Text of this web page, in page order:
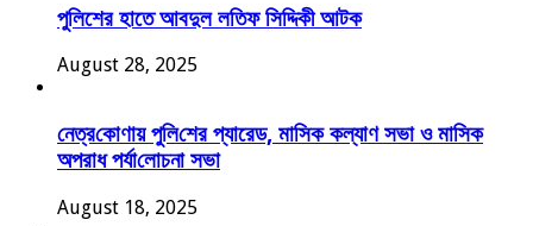
পুলিশের হাতে আবদুল লতিফ সিদ্দিকী আটক
August 28, 2025
নেত্র‌কোণায় পু‌লি‌শের প্যারেড, মাসিক কল্যাণ সভা ও মাসিক
অপরাধ পর্যা‌লোচনা সভা
August 18, 2025